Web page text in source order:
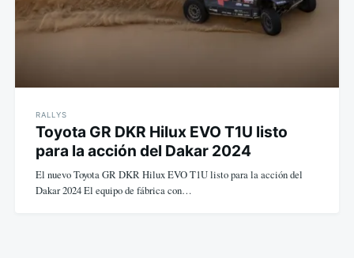
RALLYS
Toyota GR DKR Hilux EVO T1U listo
para la acción del Dakar 2024
El nuevo Toyota GR DKR Hilux EVO T1U listo para la acción del
Dakar 2024 El equipo de fábrica con…